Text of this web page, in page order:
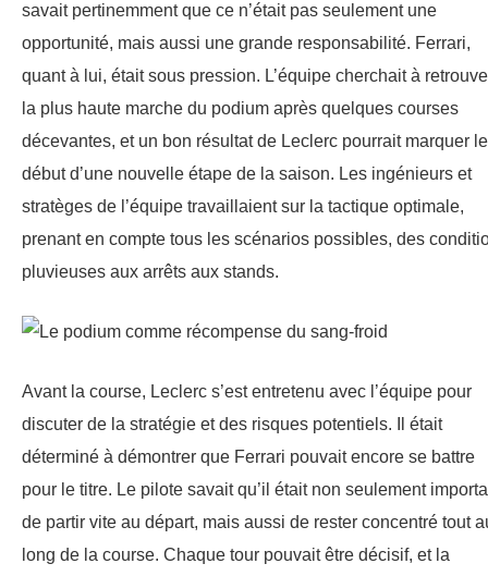
savait pertinemment que ce n’était pas seulement une
opportunité, mais aussi une grande responsabilité. Ferrari,
quant à lui, était sous pression. L’équipe cherchait à
la plus haute marche du podium après quelques courses
décevantes, et un bon résultat de Leclerc pourrait marquer le
début d’une nouvelle étape de la saison. Les ingénieurs et
stratèges de l’équipe travaillaient sur la tactique optimale,
prenant en compte tous les scénarios possibles, des
pluvieuses aux arrêts aux stands.
Avant la course, Leclerc s’est entretenu avec l’équipe pour
discuter de la stratégie et des risques potentiels. Il était
déterminé à démontrer que Ferrari pouvait encore se battre
pour le titre. Le pilote savait qu’il était non seulement
de partir vite au départ, mais aussi de rester concentré tout
long de la course. Chaque tour pouvait être décisif, et la